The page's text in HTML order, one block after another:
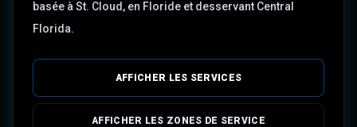
basée à St. Cloud, en Floride et desservant Central
Florida.
AFFICHER LES SERVICES
AFFICHER LES ZONES DE SERVICE